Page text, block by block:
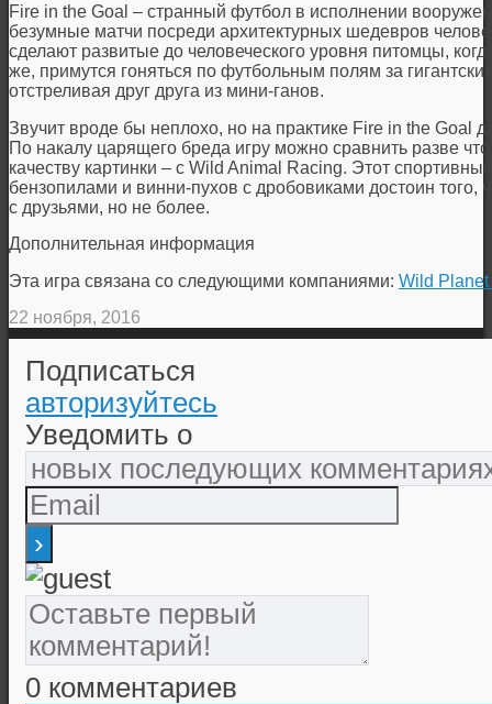
Fire in the Goal – странный футбол в исполнении
безумные матчи посреди архитектурных шедевров
сделают развитые до человеческого уровня питомцы,
же, примутся гоняться по футбольным полям за
отстреливая друг друга из мини-ганов.
Звучит вроде бы неплохо, но на практике Fire in the Goal
По накалу царящего бреда игру можно сравнить разве
качеству картинки – с Wild Animal Racing. Этот
бензопилами и винни-пухов с дробовиками достоин того,
с друзьями, но не более.
Дополнительная информация
Эта игра связана со следующими компаниями: Wild
22 ноября, 2016
Подписаться
авторизуйтесь
Уведомить о
0 комментариев